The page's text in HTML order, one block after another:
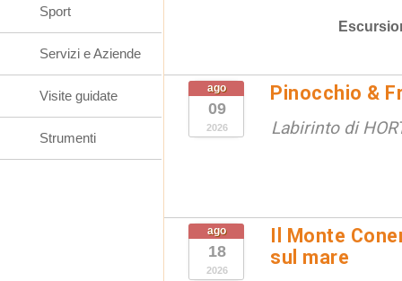
ago
09
2026
Pinocchio &
Labirinto di
ago
18
2026
Il Monte
sul mare
Sport
Servizi e Aziende
Visite guidate
Strumenti